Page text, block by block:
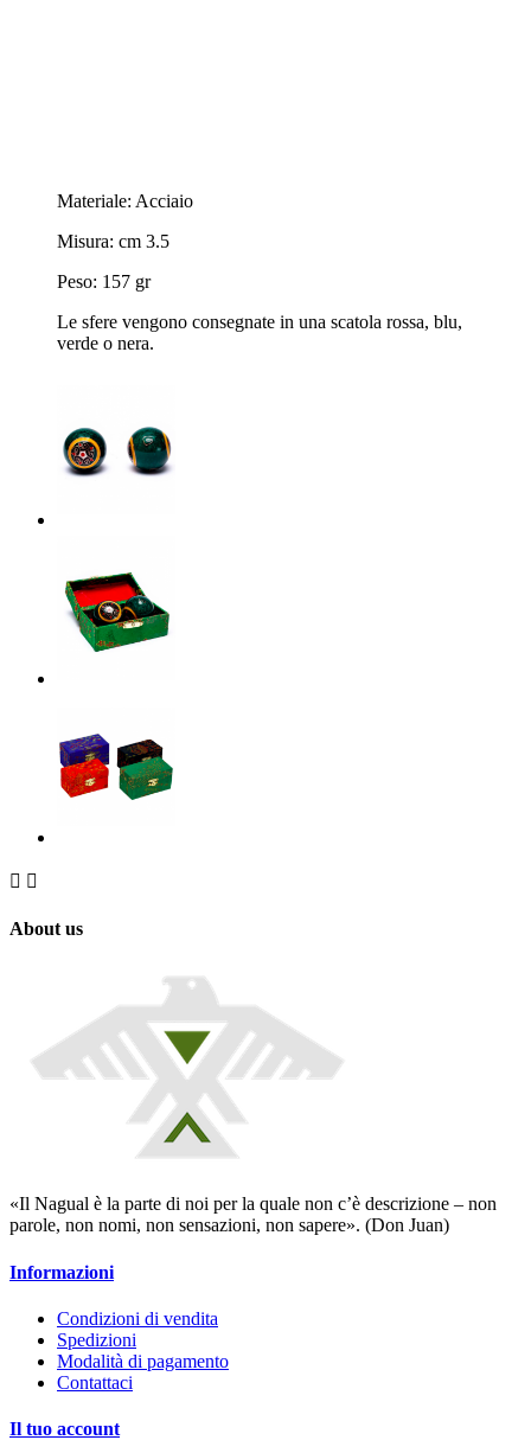
Materiale: Acciaio
Misura: cm 3.5
Peso: 157 gr
Le sfere vengono consegnate in una scatola rossa, blu,
verde o nera.
 
About us
«Il Nagual è la parte di noi per la quale non c’è descrizione – non
parole, non nomi, non sensazioni, non sapere». (Don Juan)
Informazioni
Condizioni di vendita
Spedizioni
Modalità di pagamento
Contattaci
Il tuo account